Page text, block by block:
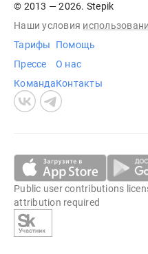
© 2013 — 2026. Stepik
Наши условия
Тарифы
Прессе
Команда
Помощь
О нас
Контакты
Public user contributions
attribution required